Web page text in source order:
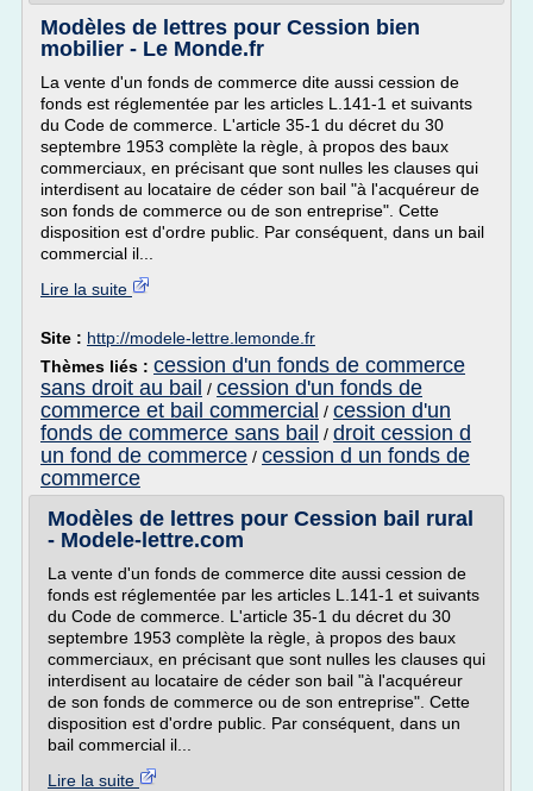
Modèles de lettres pour Cession bien
mobilier - Le Monde.fr
La vente d'un fonds de commerce dite aussi cession de
fonds est réglementée par les articles L.141-1 et suivants
du Code de commerce. L'article 35-1 du décret du 30
septembre 1953 complète la règle, à propos des baux
commerciaux, en précisant que sont nulles les clauses qui
interdisent au locataire de céder son bail "à l'acquéreur de
son fonds de commerce ou de son entreprise". Cette
disposition est d'ordre public. Par conséquent, dans un bail
commercial il...
Lire la suite
Site : http://modele-lettre.lemonde.fr
Thèmes liés : cession d'un fonds de commerce
sans droit au bail / cession d'un fonds de
commerce et bail commercial / cession d'un
fonds de commerce sans bail / droit cession d
un fond de commerce / cession d un fonds de
commerce
Modèles de lettres pour Cession bail rural
- Modele-lettre.com
La vente d'un fonds de commerce dite aussi cession de
fonds est réglementée par les articles L.141-1 et suivants
du Code de commerce. L'article 35-1 du décret du 30
septembre 1953 complète la règle, à propos des baux
commerciaux, en précisant que sont nulles les clauses qui
interdisent au locataire de céder son bail "à l'acquéreur
de son fonds de commerce ou de son entreprise". Cette
disposition est d'ordre public. Par conséquent, dans un
bail commercial il...
Lire la suite